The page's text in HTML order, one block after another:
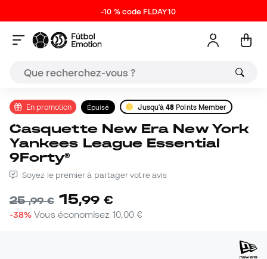
-10 % code FLDAY10
En promotion Épuisé Jusqu'à48 Points Member
Casquette New Era New York
Yankees League Essential
9Forty®
Soyez le premier à partager votre avis
25,99 € 15,99 €
-38% Vous économisez 10,00 €